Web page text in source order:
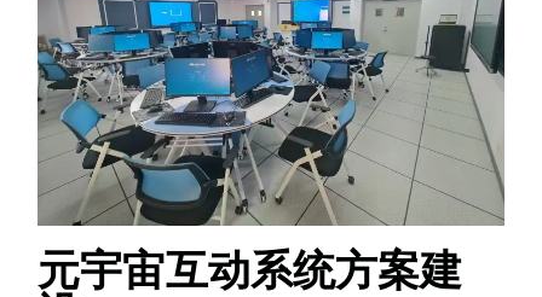
元宇宙互动系统方案建